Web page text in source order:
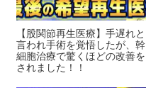
【股関節再生医療】手遅れと
言われ手術を覚悟したが、幹
細胞治療で驚くほどの改善を
されました！！